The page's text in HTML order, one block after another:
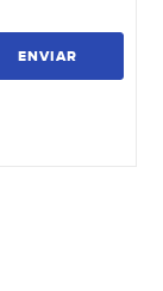
ENVIAR